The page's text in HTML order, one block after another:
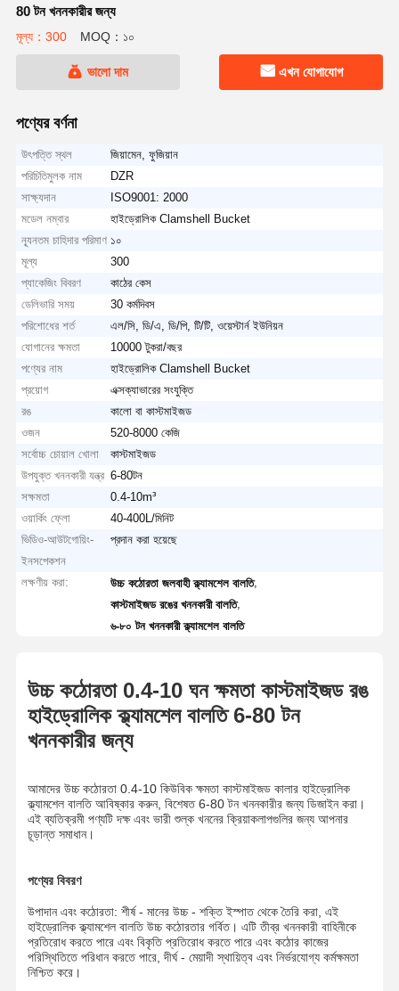
80 টন খননকারীর জন্য
মূল্য：300 MOQ：১০
ভালো দাম এখন যোগাযোগ
পণ্যের বর্ণনা
উৎপত্তি স্থল
জিয়ামেন, ফুজিয়ান
পরিচিতিমুলক নাম
DZR
সাক্ষ্যদান
ISO9001: 2000
মডেল নম্বার
হাইড্রোলিক Clamshell Bucket
ন্যূনতম চাহিদার পরিমাণ ১০
মূল্য
300
প্যাকেজিং বিবরণ
কাঠের কেস
ডেলিভারি সময়
30 কর্মদিবস
পরিশোধের শর্ত
এল/সি, ডি/এ, ডি/পি, টি/টি, ওয়েস্টার্ন ইউনিয়ন
যোগানের ক্ষমতা
10000 টুকরা/বছর
পণ্যের নাম
হাইড্রোলিক Clamshell Bucket
প্রয়োগ
এক্সক্যাভারের সংযুক্তি
রঙ
কালো বা কাস্টমাইজড
ওজন
520-8000 কেজি
সর্বোচ্চ চোয়াল খোলা
কাস্টমাইজড
উপযুক্ত খননকারী যন্ত্র 6-80টন
সক্ষমতা
0.4-10m³
ওয়ার্কিং ফ্লো
40-400L/মিনিট
ভিডিও-আউটগোয়িং-
ইনসপেকশন
প্রদান করা হয়েছে
লক্ষণীয় করা: উচ্চ কঠোরতা জলবাহী ক্ল্যামশেল বালতি,
কাস্টমাইজড রঙের খননকারী বালতি,
৬-৮০ টন খননকারী ক্ল্যামশেল বালতি
উচ্চ কঠোরতা 0.4-10 ঘন ক্ষমতা কাস্টমাইজড রঙ
হাইড্রোলিক ক্ল্যামশেল বালতি 6-80 টন
খননকারীর জন্য
আমাদের উচ্চ কঠোরতা 0.4-10 কিউবিক ক্ষমতা কাস্টমাইজড কালার হাইড্রোলিক
ক্ল্যামশেল বালতি আবিষ্কার করুন, বিশেষত 6-80 টন খননকারীর জন্য ডিজাইন করা।
এই ব্যতিক্রমী পণ্যটি দক্ষ এবং ভারী শুল্ক খননের ক্রিয়াকলাপগুলির জন্য আপনার
চূড়ান্ত সমাধান।
পণ্যের বিবরণ
উপাদান এবং কঠোরতা: শীর্ষ - মানের উচ্চ - শক্তি ইস্পাত থেকে তৈরি করা, এই
হাইড্রোলিক ক্ল্যামশেল বালতি উচ্চ কঠোরতার গর্বিত। এটি তীব্র খননকারী বাহিনীকে
প্রতিরোধ করতে পারে এবং বিকৃতি প্রতিরোধ করতে পারে এবং কঠোর কাজের
পরিস্থিতিতে পরিধান করতে পারে, দীর্ঘ - মেয়াদী স্থায়িত্ব এবং নির্ভরযোগ্য কর্মক্ষমতা
নিশ্চিত করে।